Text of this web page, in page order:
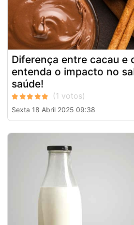
Diferença entre cacau e
entenda o impacto no
saúde!
Sexta 18 Abril 2025 09:38